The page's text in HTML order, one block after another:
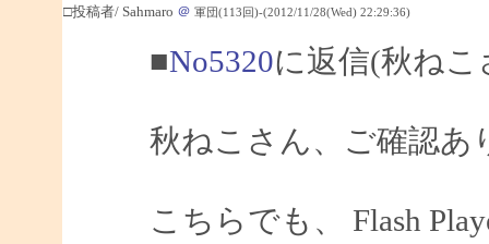
□投稿者/ Sahmaro ＠ 軍団(113回)-(2012/11/28(Wed) 22:29:36)
■No5320に返信(秋ね
秋ねこさん、ご確認あ
こちらでも、 Flash